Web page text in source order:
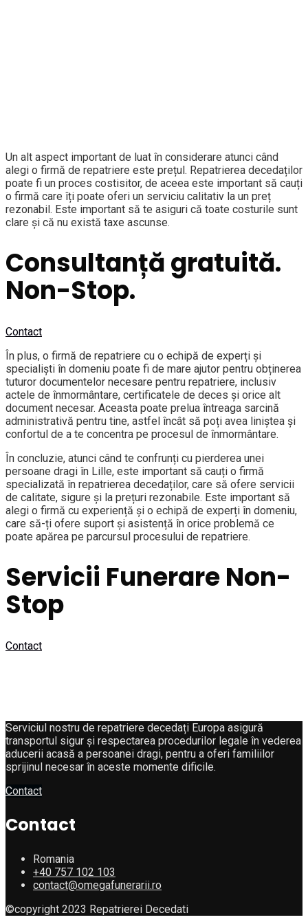
Un alt aspect important de luat în considerare atunci când
alegi o firmă de repatriere este prețul. Repatrierea decedaților
poate fi un proces costisitor, de aceea este important să cauți
o firmă care îți poate oferi un serviciu calitativ la un preț
rezonabil. Este important să te asiguri că toate costurile sunt
clare și că nu există taxe ascunse.
Consultanță gratuită.
Non-Stop.
Contact
În plus, o firmă de repatriere cu o echipă de experți și
specialiști în domeniu poate fi de mare ajutor pentru obținerea
tuturor documentelor necesare pentru repatriere, inclusiv
actele de înmormântare, certificatele de deces și orice alt
document necesar. Aceasta poate prelua întreaga sarcină
administrativă pentru tine, astfel încât să poți avea liniștea și
confortul de a te concentra pe procesul de înmormântare.
În concluzie, atunci când te confrunți cu pierderea unei
persoane dragi în Lille, este important să cauți o firmă
specializată în repatrierea decedaților, care să ofere servicii
de calitate, sigure și la prețuri rezonabile. Este important să
alegi o firmă cu experiență și o echipă de experți în domeniu,
care să-ți ofere suport și asistență în orice problemă ce
poate apărea pe parcursul procesului de repatriere.
Servicii Funerare Non-
Stop
Contact
Serviciul nostru de repatriere decedați Europa asigură
transportul sigur și respectarea procedurilor legale în vederea
aducerii acasă a persoanei dragi, pentru a oferi familiilor
sprijinul necesar în aceste momente dificile.
Contact
Contact
Romania
+40 757 102 103
contact@omegafunerarii.ro
©copyright 2023 Repatrierei Decedati